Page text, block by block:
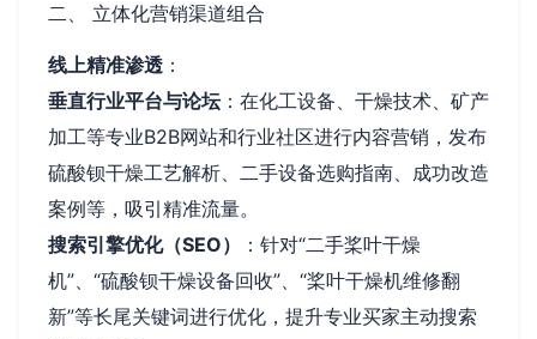
二、 立体化营销渠道组合
线上精准渗透 ：
垂直行业平台与论坛：在化工设备、干燥技术、矿产
加工等专业B2B网站和行业社区进行内容营销，发布
硫酸钡干燥工艺解析、二手设备选购指南、成功改造
案例等，吸引精准流量。
搜索引擎优化（SEO）
：针对“二手桨叶干燥
机”、“硫酸钡干燥设备回收”、“桨叶干燥机维修翻
新”等长尾关键词进行优化，提升专业买家主动搜索